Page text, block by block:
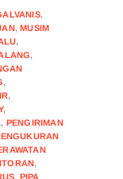
,
,MUSIM
,
,
,
,
,
, PENGIRIMAN
,
, PIPA